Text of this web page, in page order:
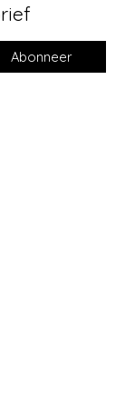
Abonneer